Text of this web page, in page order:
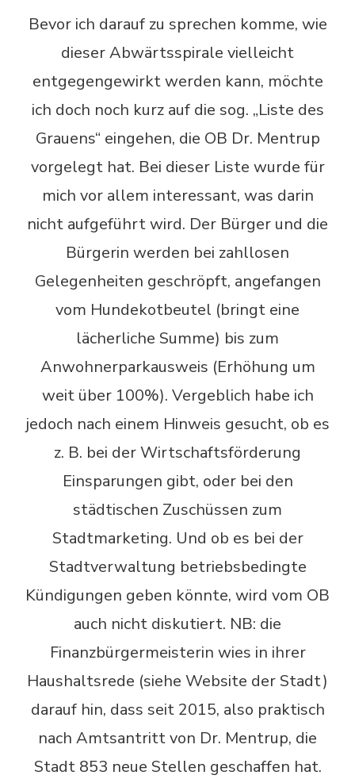
Bevor ich darauf zu sprechen komme, wie
dieser Abwärtsspirale vielleicht
entgegengewirkt werden kann, möchte
ich doch noch kurz auf die sog. „Liste des
Grauens“ eingehen, die OB Dr. Mentrup
vorgelegt hat. Bei dieser Liste wurde für
mich vor allem interessant, was darin
nicht aufgeführt wird. Der Bürger und die
Bürgerin werden bei zahllosen
Gelegenheiten geschröpft, angefangen
vom Hundekotbeutel (bringt eine
lächerliche Summe) bis zum
Anwohnerparkausweis (Erhöhung um
weit über 100%). Vergeblich habe ich
jedoch nach einem Hinweis gesucht, ob es
z. B. bei der Wirtschaftsförderung
Einsparungen gibt, oder bei den
städtischen Zuschüssen zum
Stadtmarketing. Und ob es bei der
Stadtverwaltung betriebsbedingte
Kündigungen geben könnte, wird vom OB
auch nicht diskutiert. NB: die
Finanzbürgermeisterin wies in ihrer
Haushaltsrede (siehe Website der Stadt)
darauf hin, dass seit 2015, also praktisch
nach Amtsantritt von Dr. Mentrup, die
Stadt 853 neue Stellen geschaffen hat.